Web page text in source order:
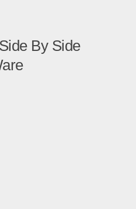
By Side